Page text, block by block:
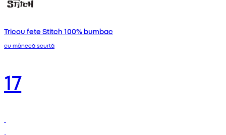
Tricou fete Stitch 100% bumbac
cu mânecă scurtă
17